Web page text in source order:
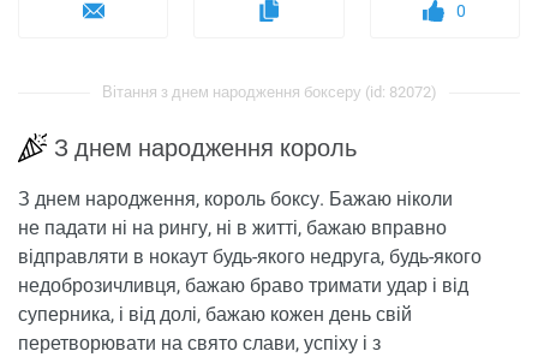
0
Вітання з днем ​​народження боксеру (id: 82072)
З днем ​​народження король
З днем ​​народження, король боксу. Бажаю ніколи
не падати ні на рингу, ні в житті, бажаю вправно
відправляти в нокаут будь-якого недруга, будь-якого
недоброзичливця, бажаю браво тримати удар і від
суперника, і від долі, бажаю кожен день свій
перетворювати на свято слави, успіху і з